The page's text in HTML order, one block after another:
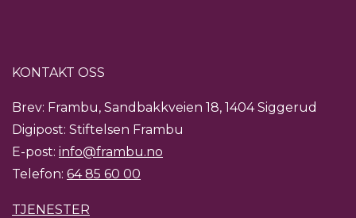
KONTAKT OSS
Brev: Frambu, Sandbakkveien 18, 1404 Siggerud
Digipost: Stiftelsen Frambu
E-post: info@frambu.no
Telefon: 64 85 60 00
TJENESTER